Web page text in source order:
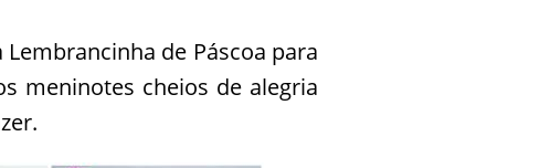
de Páscoa para
meninotes cheios de alegria